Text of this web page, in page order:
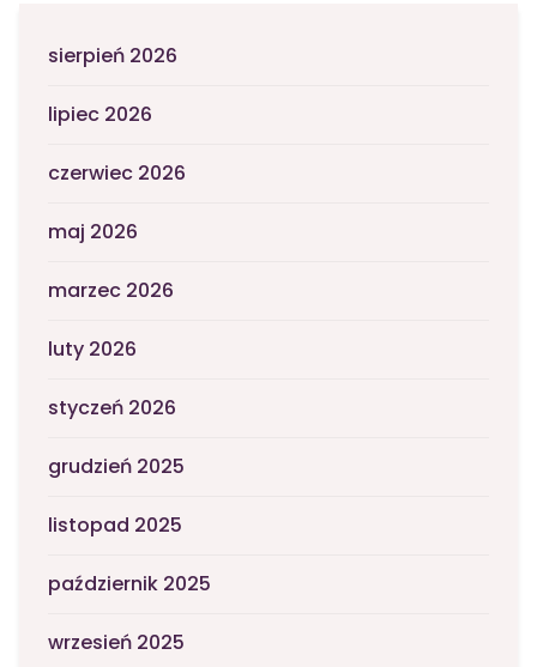
sierpień 2026
lipiec 2026
czerwiec 2026
maj 2026
marzec 2026
luty 2026
styczeń 2026
grudzień 2025
listopad 2025
październik 2025
wrzesień 2025